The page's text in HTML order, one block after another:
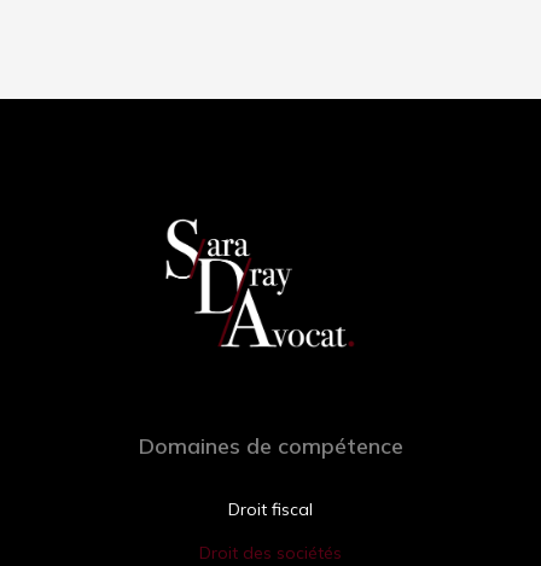
Domaines de compétence
Droit fiscal
Droit des sociétés